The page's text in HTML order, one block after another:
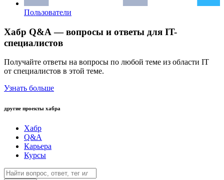
Пользователи
Хабр Q&A — вопросы и ответы для IT-
специалистов
Получайте ответы на вопросы по любой теме из области IT
от специалистов в этой теме.
Узнать больше
другие проекты хабра
Хабр
Q&A
Карьера
Курсы